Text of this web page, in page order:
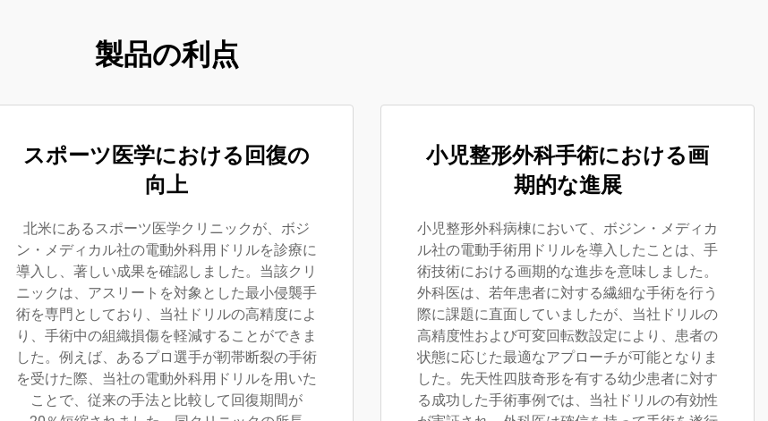
製品の利点
スポーツ医学における回復の
向上
北米にあるスポーツ医学クリニックが、ボジ
ン・メディカル社の電動外科用ドリルを診療に
導入し、著しい成果を確認しました。当該クリ
ニックは、アスリートを対象とした最小侵襲手
術を専門としており、当社ドリルの高精度によ
り、手術中の組織損傷を軽減することができま
した。例えば、あるプロ選手が靭帯断裂の手術
を受けた際、当社の電動外科用ドリルを用いた
ことで、従来の手法と比較して回復期間が
小児整形外科手術における画
期的な進展
小児整形外科病棟において、ボジン・メディカ
ル社の電動手術用ドリルを導入したことは、手
術技術における画期的な進歩を意味しました。
外科医は、若年患者に対する繊細な手術を行う
際に課題に直面していましたが、当社ドリルの
高精度性および可変回転数設定により、患者の
状態に応じた最適なアプローチが可能となりま
した。先天性四肢奇形を有する幼少患者に対す
る成功した手術事例では、当社ドリルの有効性